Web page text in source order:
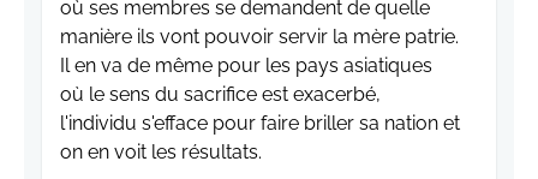
où ses membres se demandent de quelle
manière ils vont pouvoir servir la mère patrie.
Il en va de même pour les pays asiatiques
où le sens du sacrifice est exacerbé,
l'individu s'efface pour faire briller sa nation et
on en voit les résultats.